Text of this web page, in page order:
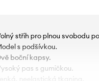
střih pro plnou svobodu
s podšívkou.
boční kapsy.
pas s gumičkou.
neelastická tkanina.